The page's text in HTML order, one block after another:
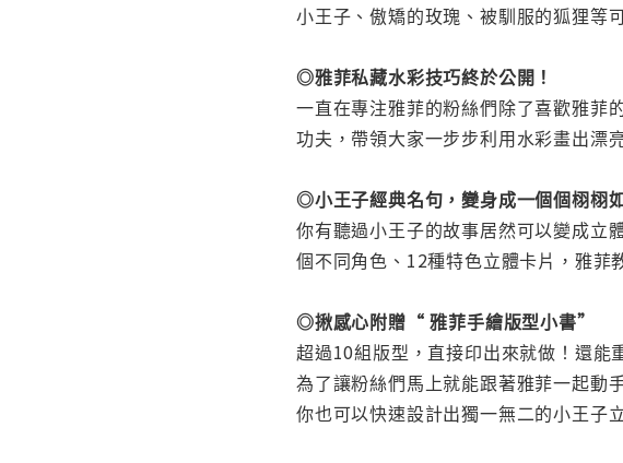
小王子、傲矯的玫瑰、被馴服的狐狸等
◎雅菲私藏水彩技巧終於公開！
一直在專注雅菲的粉絲們除了喜歡雅菲
功夫，帶領大家一步步利用水彩畫出漂
◎小王子經典名句，變身成一個個栩栩
你有聽過小王子的故事居然可以變成立
個不同角色、12種特色立體卡片，雅菲
◎揪感心附贈“ 雅菲手繪版型小書”
超過10組版型，直接印出來就做！還能
為了讓粉絲們馬上就能跟著雅菲一起動
你也可以快速設計出獨一無二的小王子